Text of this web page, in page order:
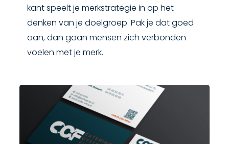
kant speelt je merkstrategie in op het
denken van je doelgroep. Pak je dat goed
aan, dan gaan mensen zich verbonden
voelen met je merk.